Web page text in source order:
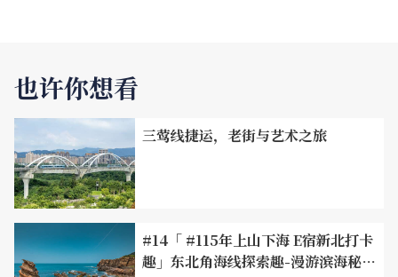
也许你想看
三莺线捷运，老街与艺术之旅
#14「 #115年上山下海 E宿新北打卡
趣」东北角海线探索趣-漫游滨海秘